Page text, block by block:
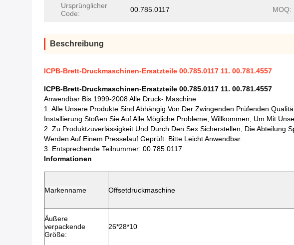
Ursprünglicher
Code:
00.785.0117 MOQ:
Beschreibung
ICPB-Brett-Druckmaschinen-Ersatzteile 00.785.0117 11. 00.781.4557
ICPB-Brett-Druckmaschinen-Ersatzteile 00.785.0117 11. 00.781.4557
Anwendbar Bis 1999-2008 Alle Druck- Maschine
1. Alle Unsere Produkte Sind Abhängig Von Der Zwingenden Prüfenden
Installierung Stoßen Sie Auf Alle Mögliche Probleme, Willkommen, Um Mit
2. Zu Produktzuverlässigkeit Und Durch Den Sex Sicherstellen, Die Abteilung
Werden Auf Einem Presselauf Geprüft. Bitte Leicht Anwendbar.
3. Entsprechende Teilnummer: 00.785.0117
Informationen
Markenname Offsetdruckmaschine
Äußere
verpackende
Größe:
26*28*10